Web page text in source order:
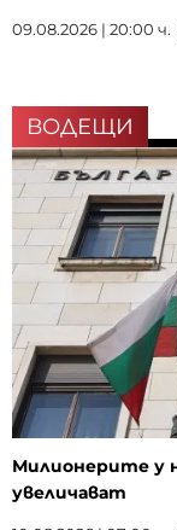
09.08.2026 | 20:00 ч.
ВОДЕЩИ
Милионерите у
увеличават